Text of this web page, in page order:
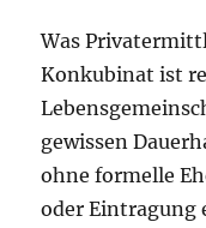
Was
Konkubinat ist
gewissen
ohne formelle
oder Eintragung